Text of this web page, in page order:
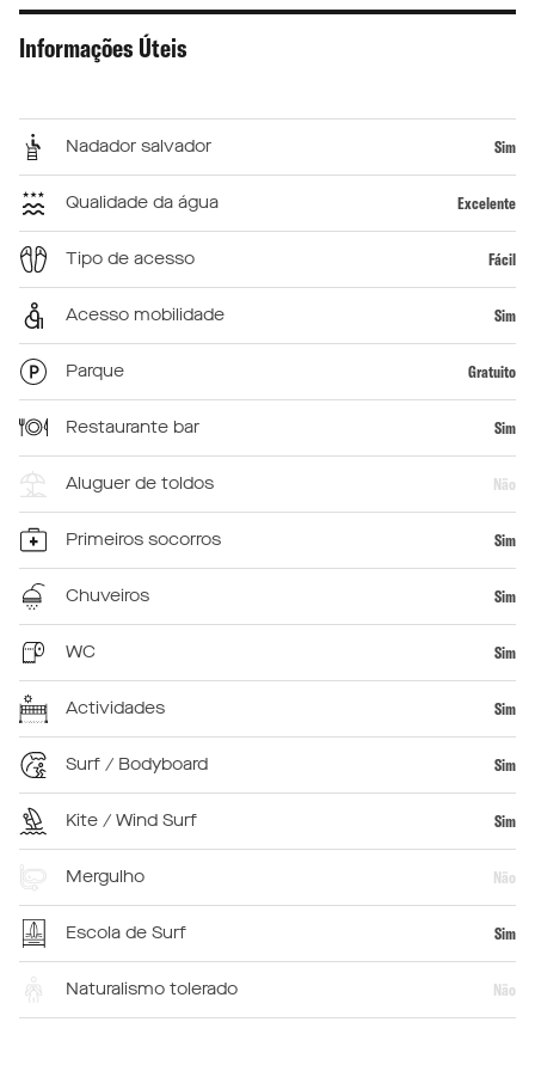
Informações Úteis
Nadador salvador Sim
Qualidade da água Excelente
Tipo de acesso Fácil
Acesso mobilidade Sim
Parque Gratuito
Restaurante bar Sim
Aluguer de toldos Não
Primeiros socorros Sim
Chuveiros Sim
WC Sim
Actividades Sim
Surf / Bodyboard Sim
Kite / Wind Surf Sim
Mergulho Não
Escola de Surf Sim
Naturalismo tolerado Não